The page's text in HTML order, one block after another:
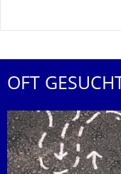
OFT GESUCHT